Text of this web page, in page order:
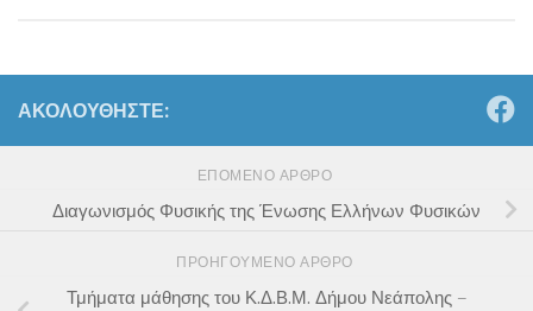
ΑΚΟΛΟΥΘΉΣΤΕ:
ΕΠΌΜΕΝΟ ΆΡΘΡΟ
Διαγωνισμός Φυσικής της Ένωσης Ελλήνων Φυσικών
ΠΡΟΗΓΟΎΜΕΝΟ ΆΡΘΡΟ
Τμήματα μάθησης του Κ.Δ.Β.Μ. Δήμου Νεάπολης –